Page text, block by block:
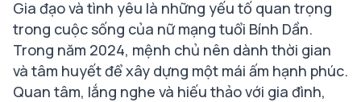
Gia đạo và tình yêu là những yếu tố quan trọng
trong cuộc sống của nữ mạng tuổi Bính Dần.
Trong năm 2024, mệnh chủ nên dành thời gian
và tâm huyết để xây dựng một mái ấm hạnh phúc.
Quan tâm, lắng nghe và hiếu thảo với gia đình,